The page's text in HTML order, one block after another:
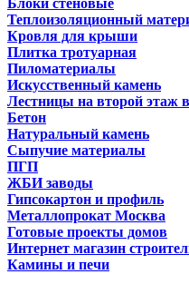
Блоки стеновые
Теплоизоляционный
Кровля для крыши
Плитка тротуарная
Пиломатериалы
Искусственный камень
Лестницы на второй этаж
Бетон
Натуральный камень
Сыпучие материалы
ПГП
ЖБИ заводы
Гипсокартон и профиль
Металлопрокат Москва
Готовые проекты домов
Интернет магазин
Камины и печи